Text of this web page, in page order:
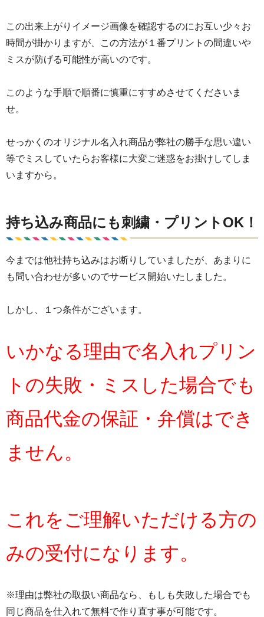
この出来上がりイメージ画像を確認するのにお互い少々お
時間が掛かりますが、この方法が１番プリントの間違いや
ミスが防げる可能性が高いのです。
このような手順で順番に慎重にすすめさせてくださいま
せ。
せっかくのオリジナル名入れ商品が弊社の勝手な思い違い
等でミスしていたらお客様に大変ご迷惑をお掛けしてしま
いますから。
持ち込み商品にも刺繍・プリントOK！
今までは他社持ち込みはお断りしていましたが、あまりに
も問い合わせが多いのでサービス開始いたしました。
しかし、１つ条件がございます。
いかなる理由で名入れプリン
トの失敗・ミスした場合でも
商品代金の保証・弁償はでき
ません。
これをご理解いただける方の
みの受付になります。
※理由は弊社の取扱い商品なら、もしも失敗した場合でも
同じ商品を仕入れて無料で作り直す事が可能です。